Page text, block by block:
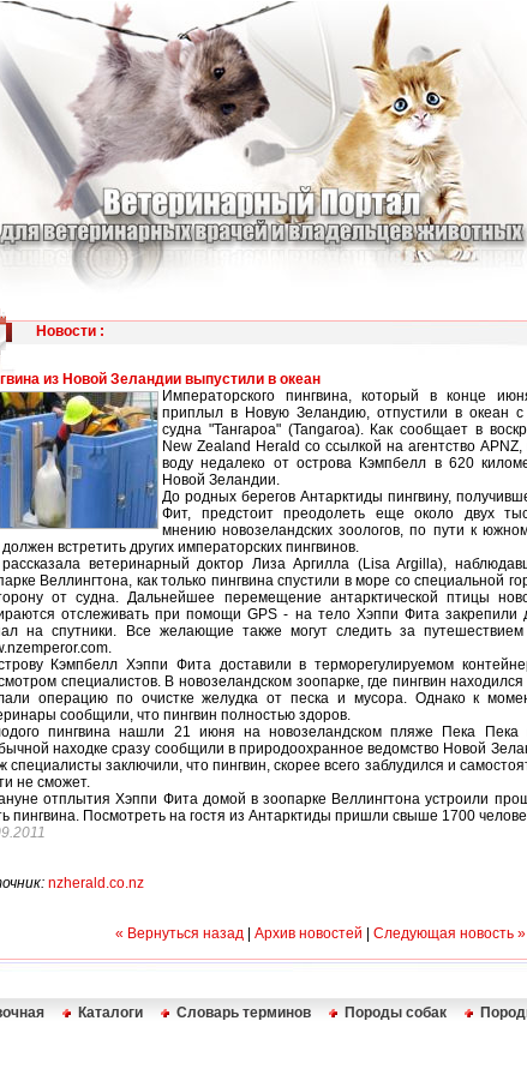
Новости :
из Новой Зеландии выпустили в океан
Императорского пингвина, который в конце
приплыл в Новую Зеландию, отпустили в океан с
судна "Тангароа" (Tangaroa). Как сообщает в
New Zealand Herald со ссылкой на агентство APNZ,
воду недалеко от острова Кэмпбелл в 620
Новой Зеландии.
До родных берегов Антарктиды пингвину,
Фит, предстоит преодолеть еще около двух
мнению новозеландских зоологов, по пути к
встретить других императорских пингвинов.
рассказала ветеринарный доктор Лиза Аргилла (Lisa Argilla),
Веллингтона, как только пингвина спустили в море со специальной
от судна. Дальнейшее перемещение антарктической птицы
отслеживать при помощи GPS - на тело Хэппи Фита закрепили
на спутники. Все желающие также могут следить за
Кэмпбелл Хэппи Фита доставили в терморегулируемом
специалистов. В новозеландском зоопарке, где пингвин
операцию по очистке желудка от песка и мусора. Однако к
сообщили, что пингвин полностью здоров.
пингвина нашли 21 июня на новозеландском пляже Пека
находке сразу сообщили в природоохранное ведомство Новой
специалисты заключили, что пингвин, скорее всего заблудился и
не сможет.
отплытия Хэппи Фита домой в зоопарке Веллингтона устроили
пингвина. Посмотреть на гостя из Антарктиды пришли свыше 1700
nzherald.co.nz
« Вернуться назад Архив новостей Следующая новость »
Каталоги Словарь терминов Породы собак